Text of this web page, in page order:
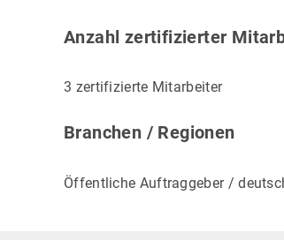
Anzahl zertifizierter
3 zertifizierte Mitarbeiter
Branchen / Regionen
Öffentliche Auftraggeber /